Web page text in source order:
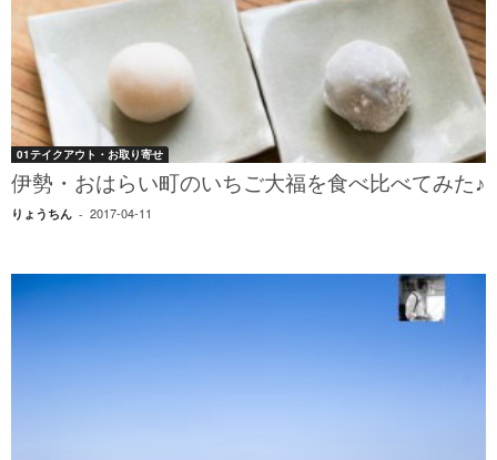
01テイクアウト・お取り寄せ
伊勢・おはらい町のいちご大福を食べ比べてみた♪
りょうちん - 2017-04-11